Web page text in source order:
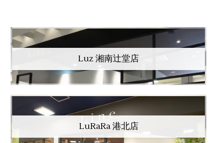
Luz 湘南辻堂店
LuRaRa 港北店